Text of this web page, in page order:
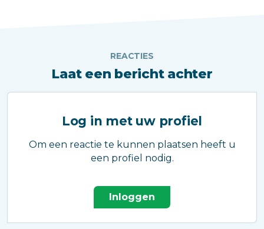
REACTIES
Laat een bericht achter
Log in met uw profiel
Om een reactie te kunnen plaatsen heeft u
een profiel nodig.
Inloggen